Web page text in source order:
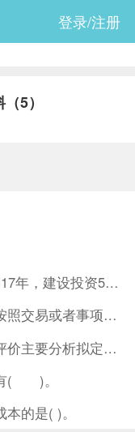
登录/注册
5）
某建设项目建设期3年，生产经营期17年，建设投资5500万元
我国《企业会计准则》规定，企业按照交易或者事项的经济特征确定
对于非经营性技术方案，经济效果评价主要分析拟定方案的( )。
有( )。
的是( )。